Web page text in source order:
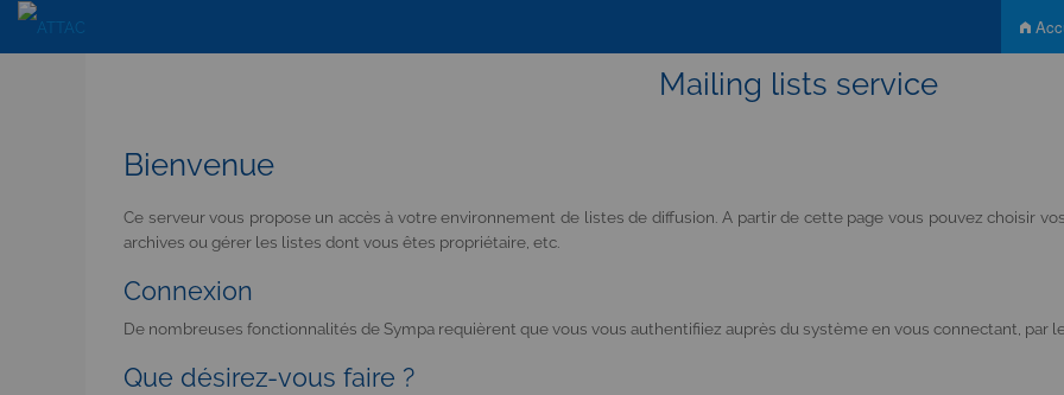
Mailing lists service
Bienvenue
Ce serveur vous propose un accès à votre environnement de listes de diffusion. A partir de cette page vous pouvez choisir
archives ou gérer les listes dont vous êtes propriétaire, etc.
Connexion
De nombreuses fonctionnalités de Sympa requièrent que vous vous authentifiiez auprès du système en vous connectant, par
Que désirez-vous faire ?